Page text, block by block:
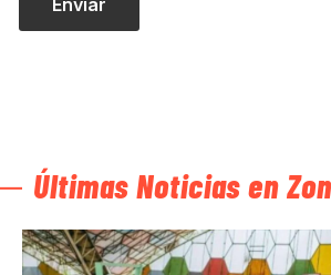
Últimas Noticias en